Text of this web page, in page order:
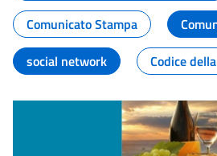
Comunicato Stampa
social network
Codice